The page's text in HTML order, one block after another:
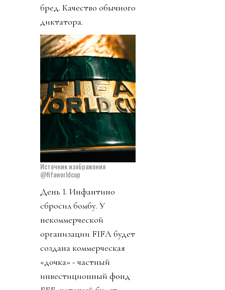
бред. Качество обычного
диктатора.
Источник изображения
@fifaworldcup
День 1. Инфантино
сбросил бомбу. У
некоммерческой
организации FIFA будет
создана коммерческая
«дочка» - частный
инвестиционный фонд